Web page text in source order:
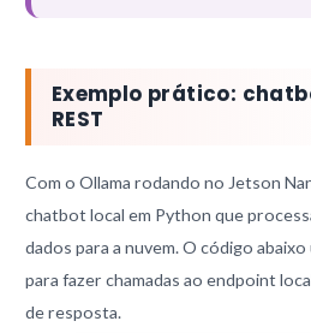
Exemplo prático:
REST
Com o Ollama rodando no Jetson
chatbot local em Python que
dados para a nuvem. O código
para fazer chamadas ao endpoint
de resposta.